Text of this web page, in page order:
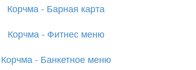
Корчма - Барная карта
Корчма - Фитнес меню
Корчма - Банкетное меню